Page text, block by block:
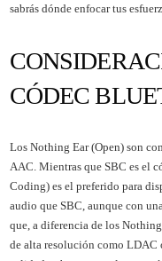
sabrás dónde enfocar tus
CÓDEC
Los Nothing Ear (Open) son
AAC. Mientras que SBC es el
Coding) es el preferido para
audio que SBC, aunque con
que, a diferencia de los
de alta resolución como